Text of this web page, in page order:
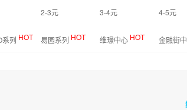
2-3元 3-4元 4-5元
系列 HOT 易园系列 HOT 维璟中心 HOT 金融街